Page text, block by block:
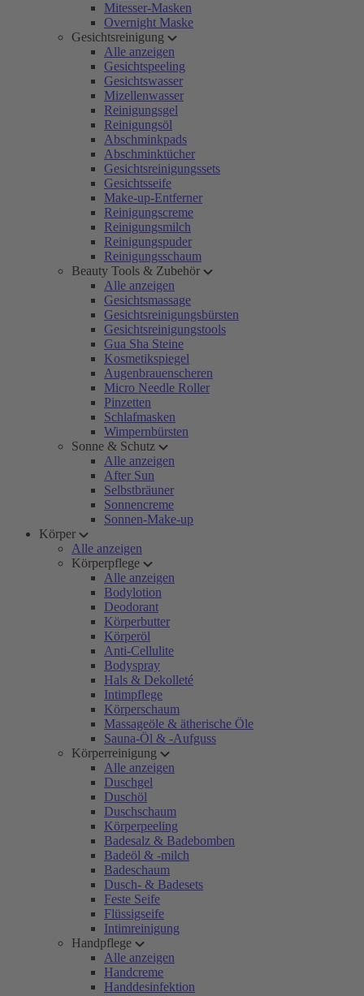
Mitesser-Masken
Overnight Maske
Gesichtsreinigung
Alle anzeigen
Gesichtspeeling
Gesichtswasser
Mizellenwasser
Reinigungsgel
Reinigungsöl
Abschminkpads
Abschminktücher
Gesichtsreinigungssets
Gesichtsseife
Make-up-Entferner
Reinigungscreme
Reinigungsmilch
Reinigungspuder
Reinigungsschaum
Beauty Tools & Zubehör
Alle anzeigen
Gesichtsmassage
Gesichtsreinigungsbürsten
Gesichtsreinigungstools
Gua Sha Steine
Kosmetikspiegel
Augenbrauenscheren
Micro Needle Roller
Pinzetten
Schlafmasken
Wimpernbürsten
Sonne & Schutz
Alle anzeigen
After Sun
Selbstbräuner
Sonnencreme
Sonnen-Make-up
Körper
Alle anzeigen
Körperpflege
Alle anzeigen
Bodylotion
Deodorant
Körperbutter
Körperöl
Anti-Cellulite
Bodyspray
Hals & Dekolleté
Intimpflege
Körperschaum
Massageöle & ätherische Öle
Sauna-Öl & -Aufguss
Körperreinigung
Alle anzeigen
Duschgel
Duschöl
Duschschaum
Körperpeeling
Badesalz & Badebomben
Badeöl & -milch
Badeschaum
Dusch- & Badesets
Feste Seife
Flüssigseife
Intimreinigung
Handpflege
Alle anzeigen
Handcreme
Handdesinfektion